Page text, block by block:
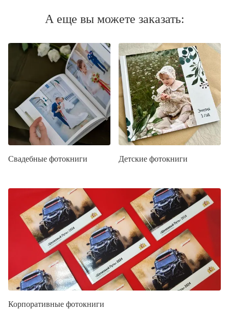
А еще вы можете заказать:
Свадебные фотокниги Детские фотокниги
Корпоративные фотокниги